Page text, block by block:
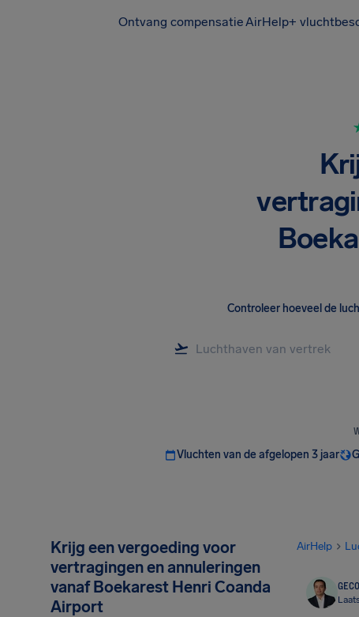
Ontvang compensatieAirHelp+
Controleer hoeveel de
Vluchten van de afgelopen 3 jaar
Krijg een vergoeding voor
vertragingen en annuleringen
vanaf Boekarest Henri Coanda
Airport
AirHelp